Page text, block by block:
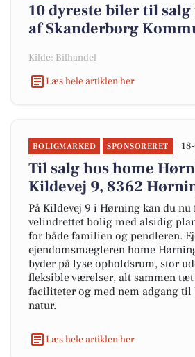
10 dyreste biler til
af Skanderborg
Kilde: Bilhandel
Læs hele artiklen her
BOLIGMARKED SPONSORERET
Til salg hos home
Kildevej 9, 8362
På Kildevej 9 i Hørning kan du nu
velindrettet bolig med alsidig
for både familien og pendleren.
ejendomsmægleren home
byder på lyse opholdsrum, stor
fleksible værelser, alt sammen tæt
faciliteter og med nem adgang til
natur.
Læs hele artiklen her